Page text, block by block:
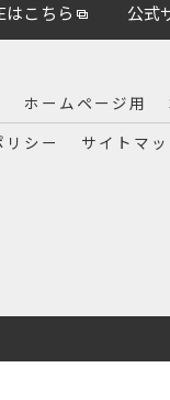
はこちら 公式
ホームページ用
シー サイトマ